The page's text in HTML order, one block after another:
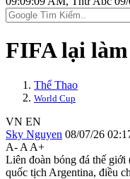
FIFA lại
Thể Thao
World Cup
VN EN
Sky Nguyen 08/07/26
A- A A+
Liên đoàn bóng đá thế
quốc tịch Argentina, điều